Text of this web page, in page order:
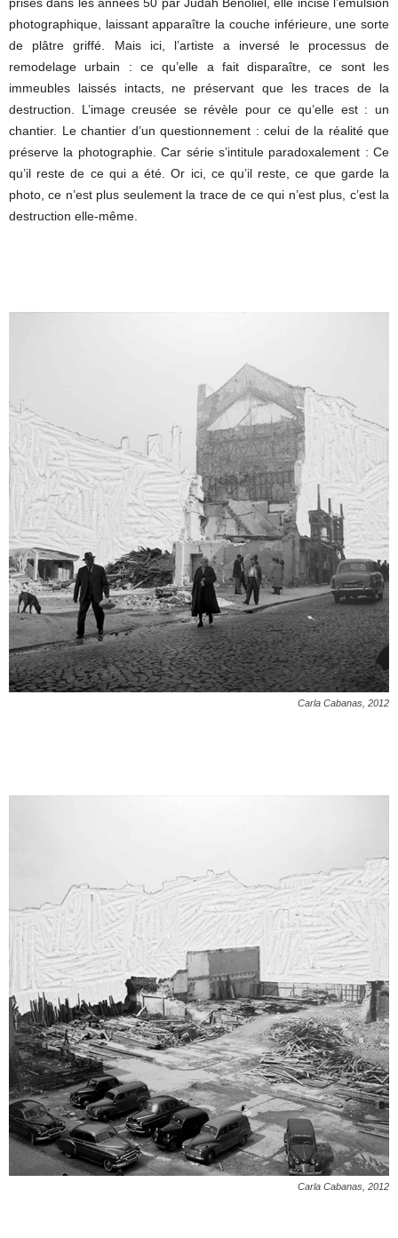
photographique, laissant apparaître la couche inférieure, une sorte
de plâtre griffé. Mais ici, l’artiste a inversé le processus de
remodelage urbain : ce qu’elle a fait disparaître, ce sont les
immeubles laissés intacts, ne préservant que les traces de la
destruction. L’image creusée se révèle pour ce qu’elle est : un
chantier. Le chantier d’un questionnement : celui de la réalité que
préserve la photographie. Car série s’intitule paradoxalement : Ce
qu’il reste de ce qui a été. Or ici, ce qu’il reste, ce que garde la
photo, ce n’est plus seulement la trace de ce qui n’est plus, c’est la
destruction elle-même.
Carla Cabanas, 2012
Carla Cabanas, 2012